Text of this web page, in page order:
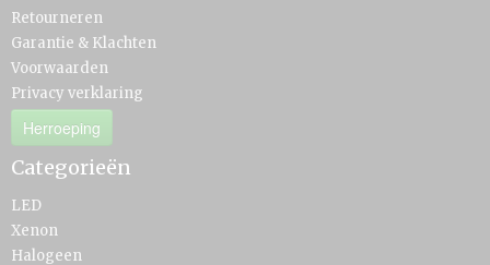
Retourneren
Garantie & Klachten
Voorwaarden
Privacy verklaring
Herroeping
Categorieën
LED
Xenon
Halogeen